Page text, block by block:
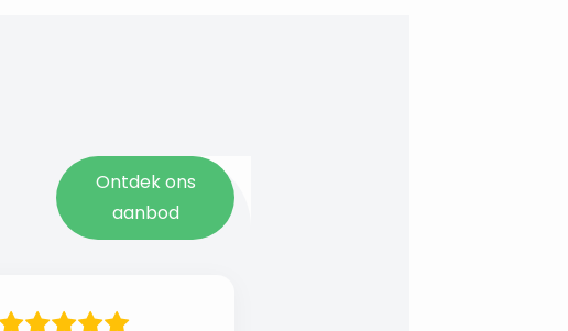
Ontdek ons
aanbod